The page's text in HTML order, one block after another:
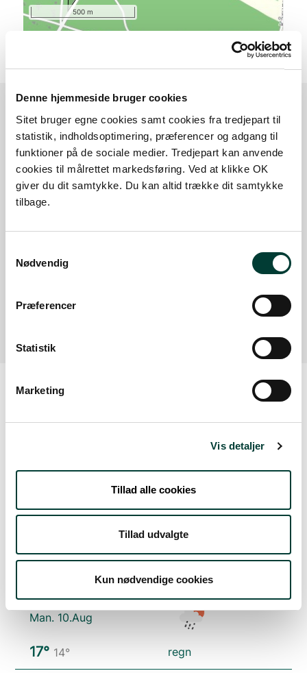
Denne hjemmeside bruger cookies
Sitet bruger egne cookies samt cookies fra tredjepart til
statistik, indholdsoptimering, præferencer og adgang til
funktioner på de sociale medier. Tredjepart kan anvende
cookies til målrettet markedsføring. Ved at klikke OK
giver du dit samtykke. Du kan altid trække dit samtykke
tilbage.
Nødvendig
Præferencer
Statistik
Marketing
Vis detaljer
Tillad alle cookies
Tillad udvalgte
Kun nødvendige cookies
500 m
Sådan kommer du dertil
Parkering
Med offentlig transport
af faciliteten.
Vejrudsigt
skydække
Man. 10.Aug
17° 14° regn